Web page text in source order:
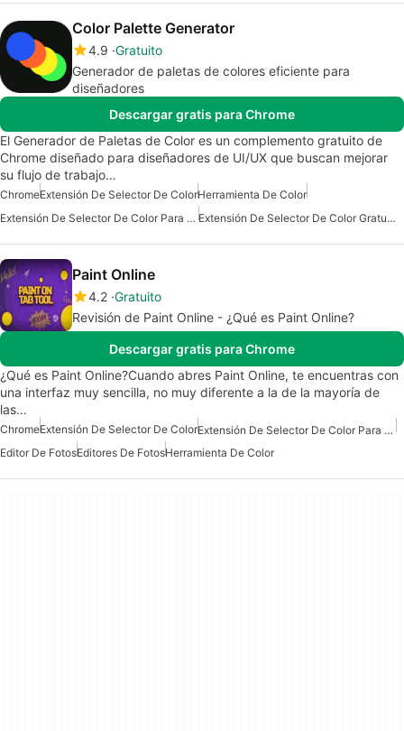
Color Palette Generator
4.9 Gratuito
Generador de paletas de colores eficiente para
diseñadores
Descargar gratis para Chrome
El Generador de Paletas de Color es un complemento gratuito de
Chrome diseñado para diseñadores de UI/UX que buscan mejorar
su flujo de trabajo…
ChromeExtensión De Selector De ColorHerramienta De Color
Extensión De Selector De Color Para Chrome
Extensión De Selector De Color Gratuita
Paint Online
4.2 Gratuito
Revisión de Paint Online - ¿Qué es Paint Online?
Descargar gratis para Chrome
¿Qué es Paint Online?Cuando abres Paint Online, te encuentras con
una interfaz muy sencilla, no muy diferente a la de la mayoría de
las…
ChromeExtensión De Selector De Color
Extensión De Selector De Color Para Chrome
Editor De FotosEditores De FotosHerramienta De Color